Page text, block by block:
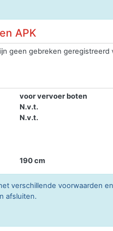
APK
geen gebreken geregistreerd
voor vervoer boten
N.v.t.
N.v.t.
190 cm
verschillende voorwaarden
afsluiten.